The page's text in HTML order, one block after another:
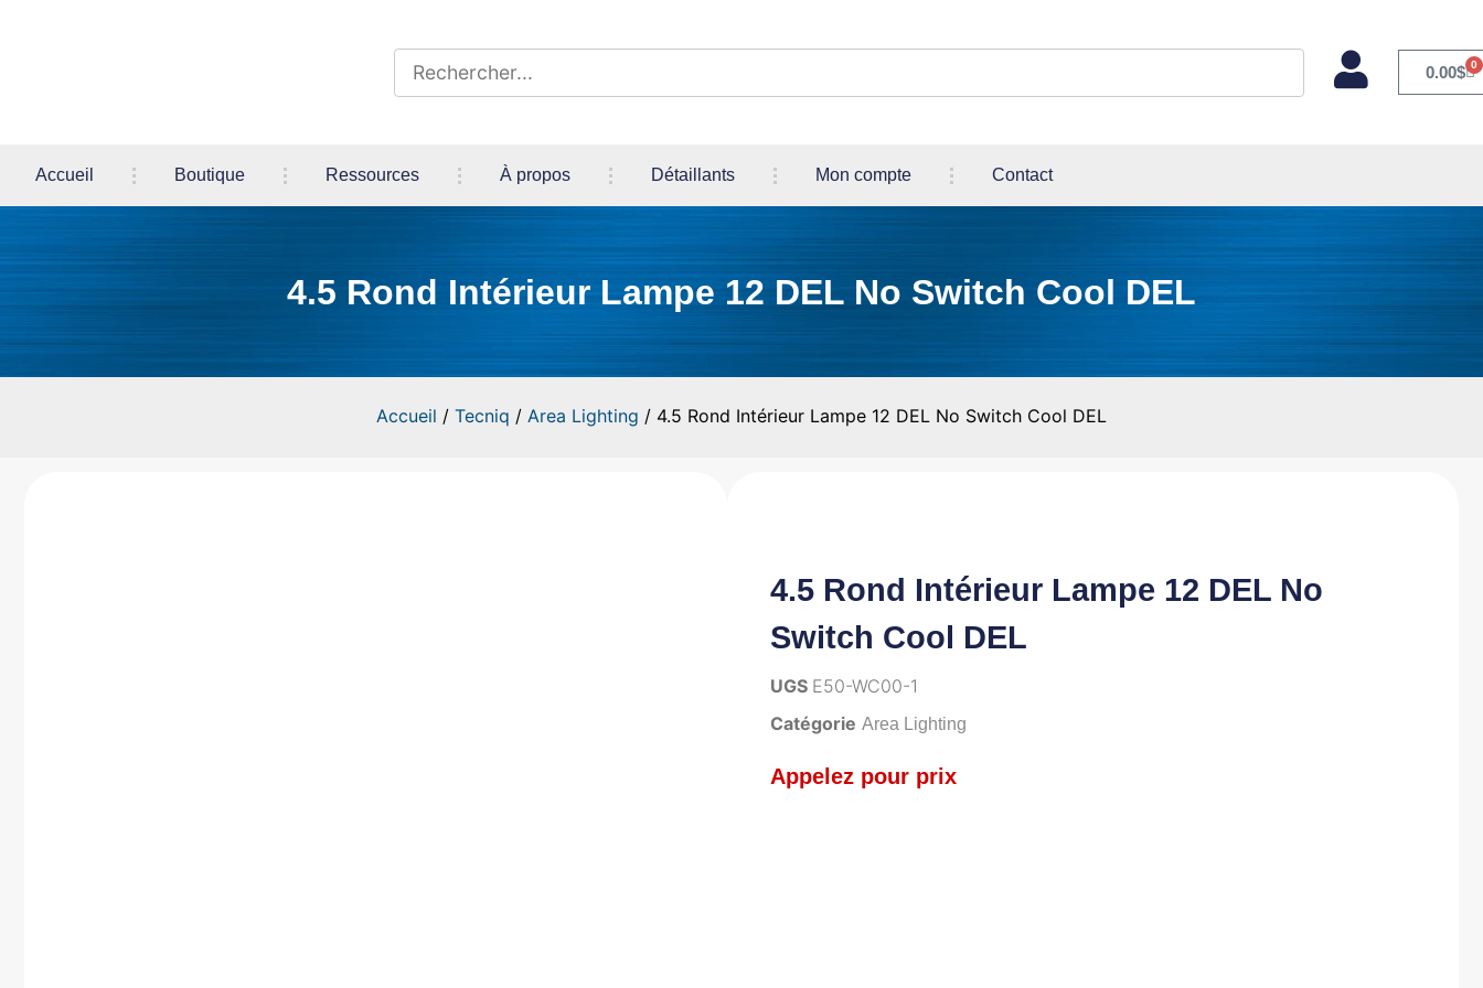
0.00$ 0
Accueil Boutique Ressources À propos Détaillants Mon compte Contact
4.5 Rond Intérieur Lampe 12 DEL No Switch Cool DEL
Accueil / Tecniq / Area Lighting / 4.5 Rond Intérieur Lampe 12 DEL No Switch Cool DEL
4.5 Rond Intérieur Lampe 12 DEL No
Switch Cool DEL
UGS E50-WC00-1
Catégorie Area Lighting
Appelez pour prix